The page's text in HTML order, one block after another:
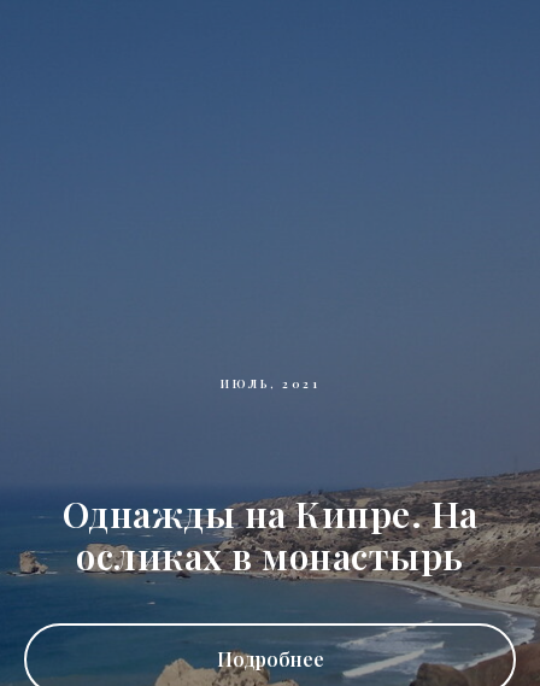
ИЮЛЬ, 2021
Однажды на Кипре. На
осликах в монастырь
Подробнее